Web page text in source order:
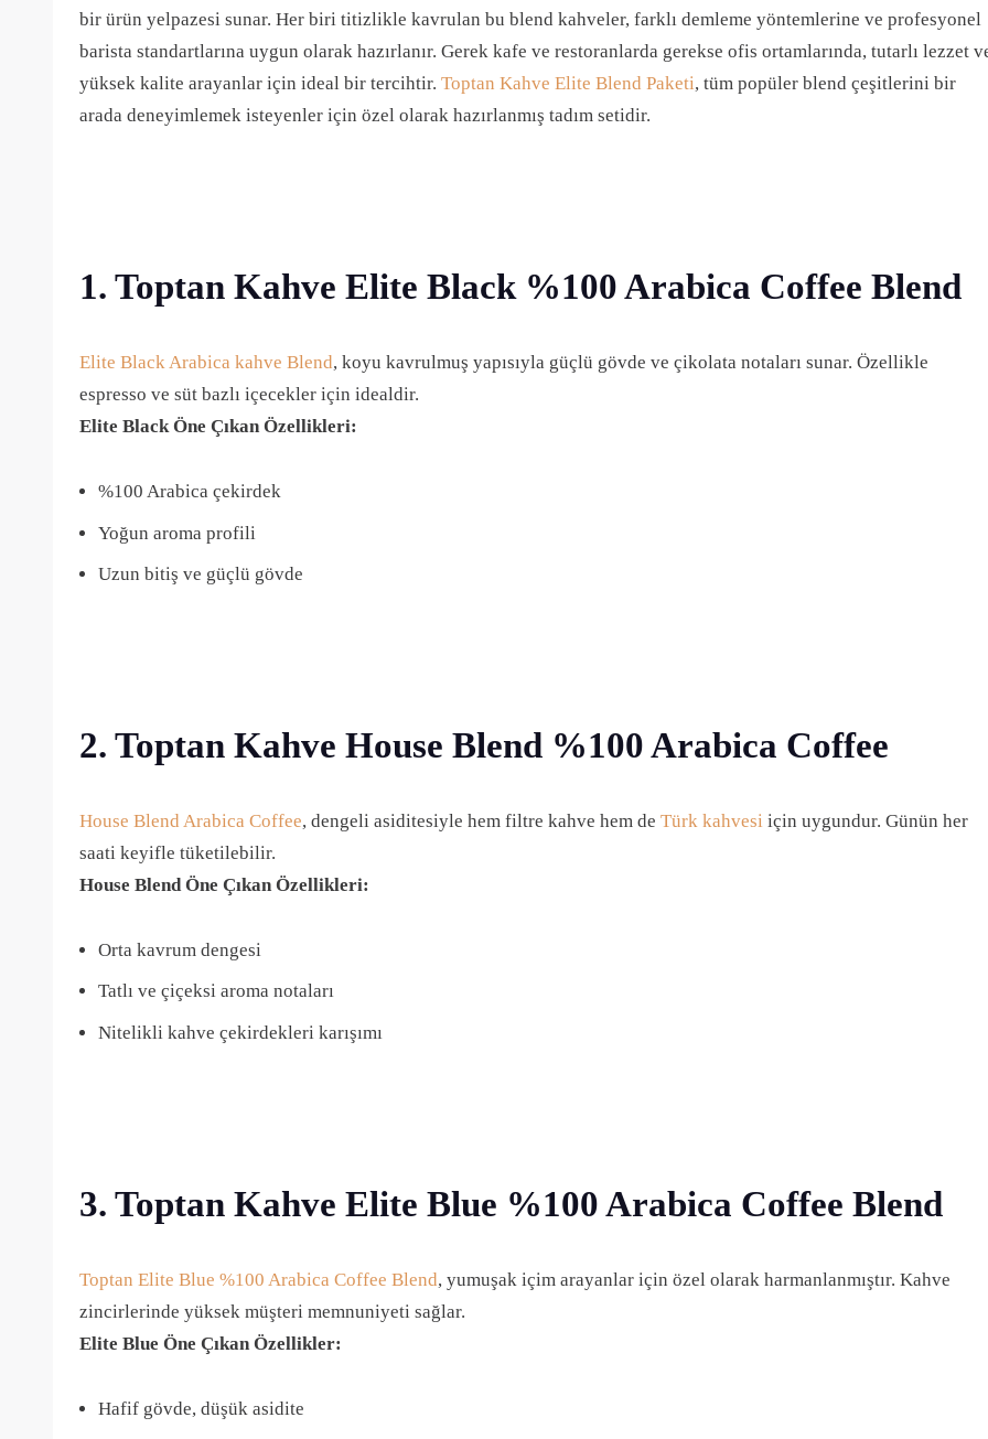
bir ürün yelpazesi sunar. Her biri titizlikle kavrulan bu blend kahveler, farklı demleme yöntemlerine ve profesyonel
barista standartlarına uygun olarak hazırlanır. Gerek kafe ve restoranlarda gerekse ofis ortamlarında, tutarlı lezzet
yüksek kalite arayanlar için ideal bir tercihtir. Toptan Kahve Elite Blend Paketi, tüm popüler blend çeşitlerini bir
arada deneyimlemek isteyenler için özel olarak hazırlanmış tadım setidir.
1. Toptan Kahve Elite Black %100 Arabica Coffee Blend
Elite Black Arabica kahve Blend, koyu kavrulmuş yapısıyla güçlü gövde ve çikolata notaları sunar. Özellikle
espresso ve süt bazlı içecekler için idealdir.
Elite Black Öne Çıkan Özellikleri:
%100 Arabica çekirdek
Yoğun aroma profili
Uzun bitiş ve güçlü gövde
2. Toptan Kahve House Blend %100 Arabica Coffee
House Blend Arabica Coffee, dengeli asiditesiyle hem filtre kahve hem de Türk kahvesi için uygundur. Günün her
saati keyifle tüketilebilir.
House Blend Öne Çıkan Özellikleri:
Orta kavrum dengesi
Tatlı ve çiçeksi aroma notaları
Nitelikli kahve çekirdekleri karışımı
3. Toptan Kahve Elite Blue %100 Arabica Coffee Blend
Toptan Elite Blue %100 Arabica Coffee Blend, yumuşak içim arayanlar için özel olarak harmanlanmıştır. Kahve
zincirlerinde yüksek müşteri memnuniyeti sağlar.
Elite Blue Öne Çıkan Özellikler:
Hafif gövde, düşük asidite